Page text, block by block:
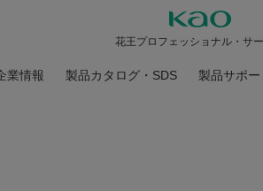
花王プロフェッショナル・サ
業情報 製品カタログ・SDS 製品サポ